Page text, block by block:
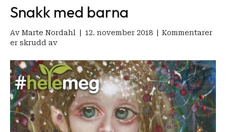
Snakk med barna
Av Marte Nordahl 12. november 2018
Kommentarer
er skrudd avfor
med
barna